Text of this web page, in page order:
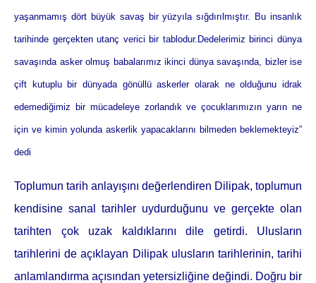
yaşanmamış dört büyük savaş bir yüzyıla sığdırılmıştır. Bu insanlık
tarihinde gerçekten utanç verici bir tablodur.Dedelerimiz birinci dünya
savaşında asker olmuş babalarımız ikinci dünya savaşında, bizler ise
çift kutuplu bir dünyada gönüllü askerler olarak ne olduğunu idrak
edemediğimiz bir mücadeleye zorlandık ve çocuklarımızın yarın ne
için ve kimin yolunda askerlik yapacaklarını bilmeden beklemekteyiz”
dedi
Toplumun tarih anlayışını değerlendiren Dilipak, toplumun
kendisine sanal tarihler uydurduğunu ve gerçekte olan
tarihten çok uzak kaldıklarını dile getirdi. Ulusların
tarihlerini de açıklayan Dilipak ulusların tarihlerinin, tarihi
anlamlandırma açısından yetersizliğine değindi. Doğru bir